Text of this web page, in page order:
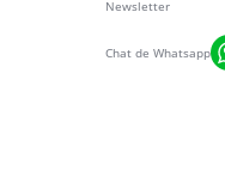
Newsletter
Chat de Whatsapp